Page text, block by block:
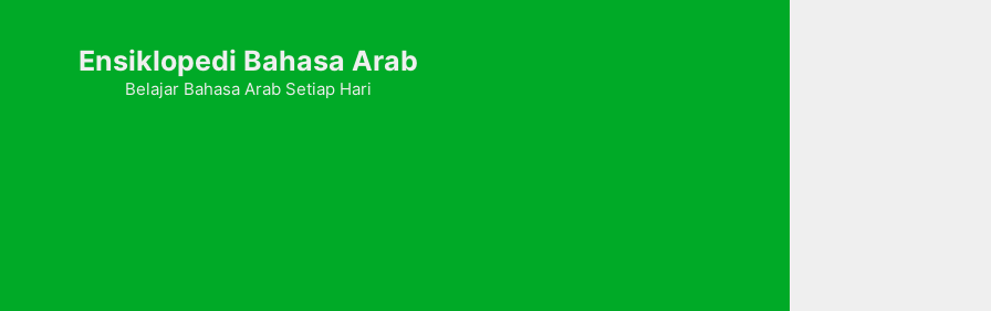
Ensiklopedi Bahasa Arab
Belajar Bahasa Arab Setiap Hari